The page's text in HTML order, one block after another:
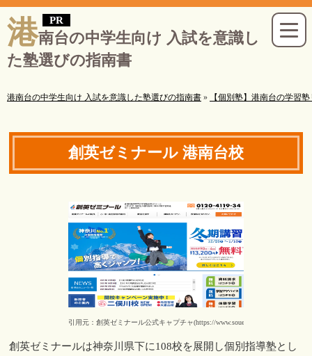
港南台の中学生向け 入試を意識し
た塾選びの指南書
港南台の中学生向け 入試を意識した塾選びの指南書 » 【個別塾】港南台の学習
創英ゼミナール 港南台校
引用元：創英ゼミナール公式キャプチャ(https://www.souei.net/)
創英ゼミナールは神奈川県下に108校を展開し個別指導塾とし